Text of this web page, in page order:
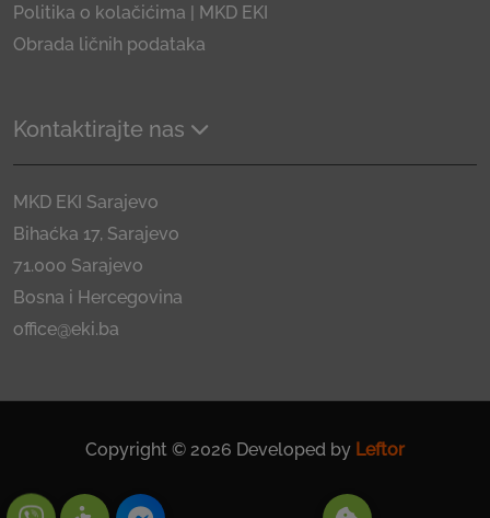
Politika o kolačićima | MKD EKI
Obrada ličnih podataka
Kontaktirajte nas
MKD EKI Sarajevo
Bihaćka 17, Sarajevo
71.000 Sarajevo
Bosna i Hercegovina
office@eki.ba
Copyright © 2026 Developed by Leftor